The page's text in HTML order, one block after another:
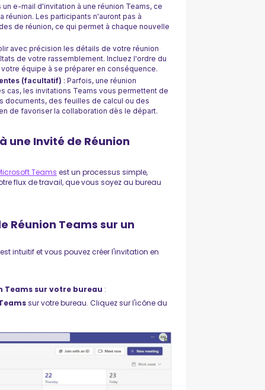
e-mail d'invitation à une réunion Teams, ce
réunion. Les participants n'auront pas à
de réunion, ce qui permet à chaque nouvelle
avec précision les détails de votre réunion
de votre rassemblement. Incluez l'ordre du
équipe à se préparer en conséquence.
(facultatif) : Parfois, une réunion
cas, les invitations Teams vous permettent de
documents, des feuilles de calcul ou des
de favoriser la collaboration dès le départ.
une Invité de Réunion
Teams est un processus simple,
flux de travail, que vous soyez au bureau
Réunion Teams sur un
intuitif et vous pouvez créer l'invitation en
sur votre bureau :
sur votre bureau. Cliquez sur l'icône du